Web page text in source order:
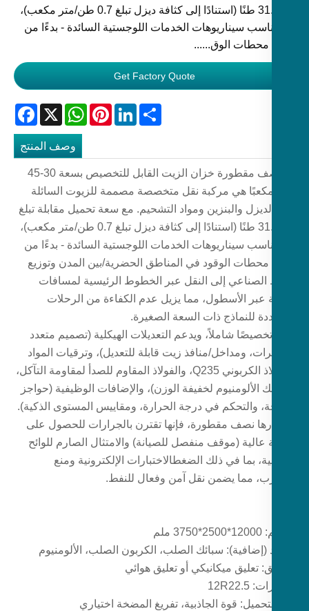
21-31.5 طنًا (استنادًا إلى كثافة ديزل تبلغ 0.7 طن/متر مكعب)،
سيناريوهات الخدمات اللوجستية السائدة - بدءًا من
محطات الوق......
Get Factory Quote
Facebook X
WhatsAppPinterestLinkedIn
وصف المنتج
إن نصف مقطورة خزان الزيت القابل للتخصيص بسعة 30-45
هي مركبة نقل متخصصة مصممة للزيوت السائلة
والبنزين ومواد التشحيم. مع سعة تحميل مقابلة تبلغ
21-31.5 طنًا (استنادًا إلى كثافة ديزل تبلغ 0.7 طن/متر مكعب)،
سيناريوهات الخدمات اللوجستية السائدة - بدءًا من
محطات الوقود في المناطق الحضرية/بين المدن وتوزيع
الصناعي إلى النقل عبر الخطوط الرئيسية لمسافات
عبر الأسطول، مما يزيل عدم الكفاءة من الرحلات
للنماذج ذات السعة الصغيرة.
شاملاً، ويدعم التعديلات الهيكلية (تصميم متعدد
ومداخل/منافذ زيت قابلة للتعديل)، وترقيات المواد
(الفولاذ الكربوني Q235، والفولاذ المقاوم للصدأ لمقاومة التآكل،
الألومنيوم لخفيفة الوزن)، والإضافات الوظيفية (حواجز
والتحكم في درجة الحرارة، ومقاييس المستوى الذكية).
نصف مقطورة، فإنها تقترن بالجرارات للحصول على
عالية (موقف منفصل للصيانة) والامتثال الصارم للوائح
بما في ذلك الضغطالاختبارات الإلكترونية ومنع
مما يضمن نقل آمن وفعال للنفط.
(إضافية): سبائك الصلب، الكربون الصلب، الألومنيوم
تعليق ميكانيكي أو تعليق هوائي
قوة الجاذبية، تفريغ المضخة اختياري